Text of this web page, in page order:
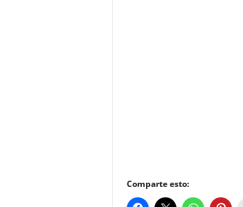
Comparte esto: